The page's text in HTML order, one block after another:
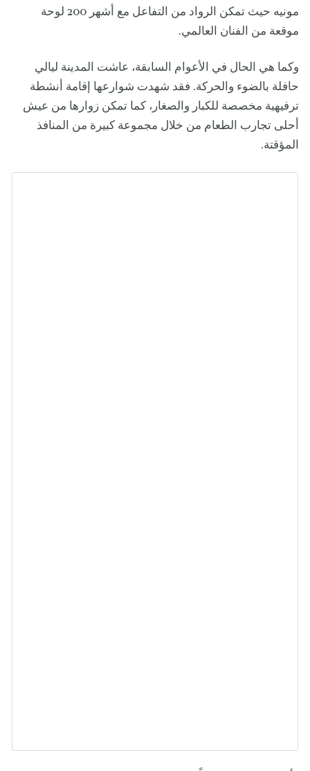
مونيه حيث تمكن الرواد من التفاعل مع أشهر 200 لوحة
موقعة من الفنان العالمي.
وكما هي الحال في الأعوام السابقة، عاشت المدينة ليالي
حافلة بالضوء والحركة. فقد شهدت شوارعها إقامة أنشطة
ترفيهية مخصصة للكبار والصغار، كما تمكن زوارها من عيش
أحلى تجارب الطعام من خلال مجموعة كبيرة من المنافذ
المؤقتة.